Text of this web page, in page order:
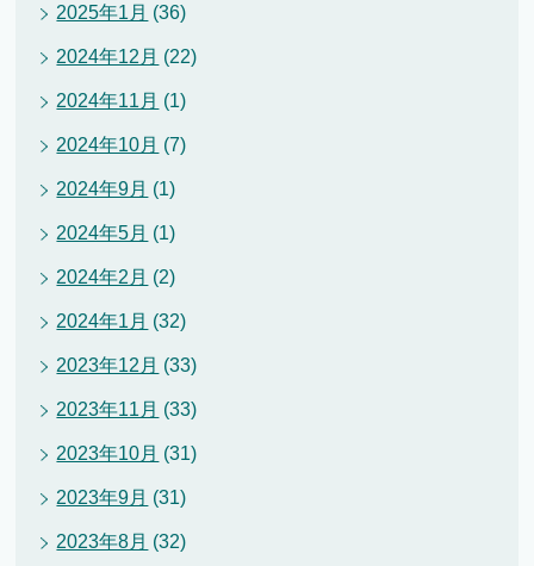
2025年1月 (36)
2024年12月 (22)
2024年11月 (1)
2024年10月 (7)
2024年9月 (1)
2024年5月 (1)
2024年2月 (2)
2024年1月 (32)
2023年12月 (33)
2023年11月 (33)
2023年10月 (31)
2023年9月 (31)
2023年8月 (32)